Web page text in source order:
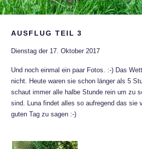
AUSFLUG TEIL 3
Dienstag der 17. Oktober 2017
Und noch einmal ein paar Fotos. :-) Das
nicht. Heute waren sie schon länger als 5
schaut immer alle halbe Stunde rein um zu
sind. Luna findet alles so aufregend das sie
guten Tag zu sagen :-)